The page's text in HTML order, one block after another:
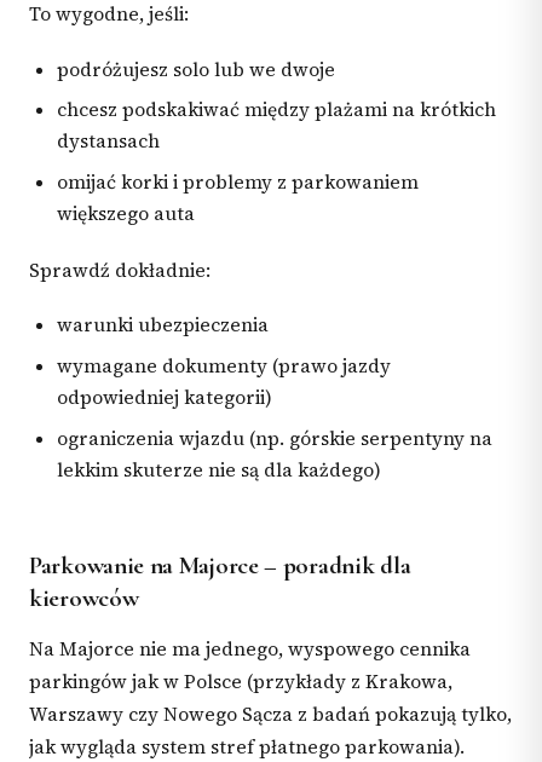
To wygodne, jeśli:
podróżujesz solo lub we dwoje
chcesz podskakiwać między plażami na krótkich
dystansach
omijać korki i problemy z parkowaniem
większego auta
Sprawdź dokładnie:
warunki ubezpieczenia
wymagane dokumenty (prawo jazdy
odpowiedniej kategorii)
ograniczenia wjazdu (np. górskie serpentyny na
lekkim skuterze nie są dla każdego)
Parkowanie na Majorce – poradnik dla
kierowców
Na Majorce nie ma jednego, wyspowego cennika
parkingów jak w Polsce (przykłady z Krakowa,
Warszawy czy Nowego Sącza z badań pokazują tylko,
jak wygląda system stref płatnego parkowania).